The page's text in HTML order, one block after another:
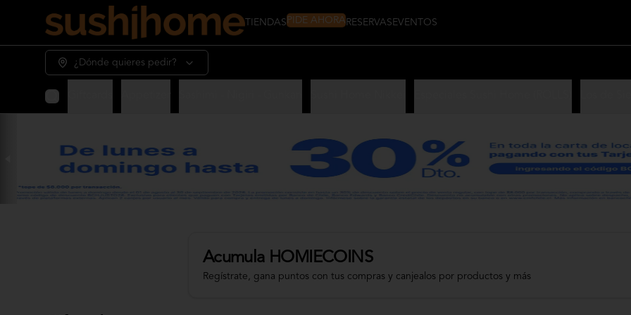
TIENDAS PIDE AHORA RESERVAS EVENTOS
¿Dónde quieres pedir?
Acumula HOMIECOINS
Regístrate, gana puntos con tus compras y canjealos por productos y más